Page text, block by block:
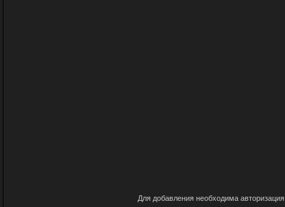
Для добавления необходима авторизация